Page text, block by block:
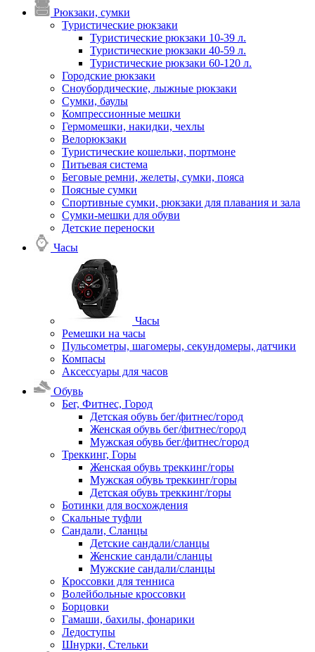
Рюкзаки, сумки
Туристические рюкзаки
Туристические рюкзаки 10-39 л.
Туристические рюкзаки 40-59 л.
Туристические рюкзаки 60-120 л.
Городские рюкзаки
Сноубордические, лыжные рюкзаки
Сумки, баулы
Компрессионные мешки
Гермомешки, накидки, чехлы
Велорюкзаки
Туристические кошельки, портмоне
Питьевая система
Беговые ремни, желеты, сумки, пояса
Поясные сумки
Спортивные сумки, рюкзаки для плавания и зала
Сумки-мешки для обуви
Детские переноски
Часы
Часы
Ремешки на часы
Пульсометры, шагомеры, секундомеры, датчики
Компасы
Аксессуары для часов
Обувь
Бег, Фитнес, Город
Детская обувь бег/фитнес/город
Женская обувь бег/фитнес/город
Мужская обувь бег/фитнес/город
Треккинг, Горы
Женская обувь треккинг/горы
Мужская обувь треккинг/горы
Детская обувь треккинг/горы
Ботинки для восхождения
Скальные туфли
Сандали, Сланцы
Детские сандали/сланцы
Женские сандали/сланцы
Мужские сандали/сланцы
Кроссовки для тенниса
Волейбольные кроссовки
Борцовки
Гамаши, бахилы, фонарики
Ледоступы
Шнурки, Стельки